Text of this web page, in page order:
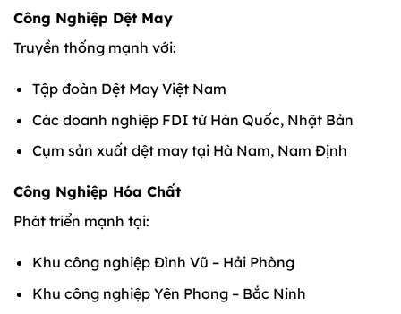
Công Nghiệp Dệt May
Truyền thống mạnh với:
Tập đoàn Dệt May Việt Nam
Các doanh nghiệp FDI từ Hàn Quốc, Nhật Bản
Cụm sản xuất dệt may tại Hà Nam, Nam Định
Công Nghiệp Hóa Chất
Phát triển mạnh tại:
Khu công nghiệp Đình Vũ – Hải Phòng
Khu công nghiệp Yên Phong – Bắc Ninh